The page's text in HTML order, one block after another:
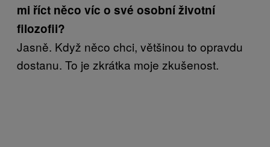
mi říct něco víc o své osobní životní
filozofii?
Jasně. Když něco chci, většinou to opravdu
dostanu. To je zkrátka moje zkušenost.